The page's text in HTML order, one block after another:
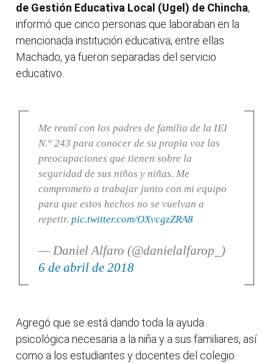
de Gestión Educativa Local (Ugel) de Chincha,
informó que cinco personas que laboraban en la
mencionada institución educativa, entre ellas
Machado, ya fueron separadas del servicio
educativo.
Me reuní con los padres de familia de la IEI
N.° 243 para conocer de su propia voz las
preocupaciones que tienen sobre la
seguridad de sus niños y niñas. Me
comprometo a trabajar junto con mi equipo
para que estos hechos no se vuelvan a
repetir. pic.twitter.com/OXvcgzZRA8
— Daniel Alfaro (@danielalfarop_)
6 de abril de 2018
Agregó que se está dando toda la ayuda
psicológica necesaria a la niña y a sus familiares, así
como a los estudiantes y docentes del colegio.